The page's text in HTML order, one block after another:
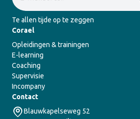
Te allen tijde op te zeggen
Corael
Opleidingen & trainingen
E-learning
Coaching
Supervisie
Incompany
Contact
Blauwkapelseweg 52